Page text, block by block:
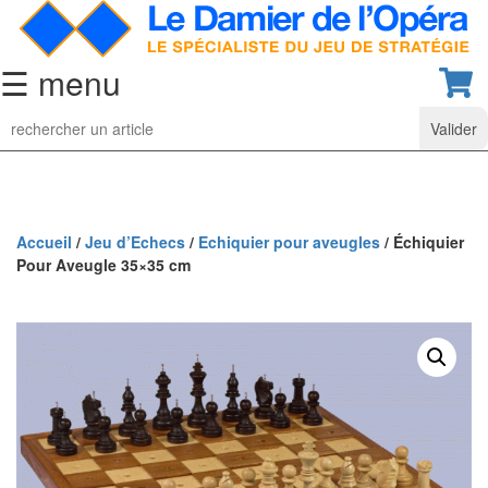
☰ menu
Jeu
d’Echecs
collection
classiques
Pièces
d’échecs
classiques
Coffrets
Accueil / Jeu d’Echecs / Echiquier pour aveugles / Échiquier
Pour Aveugle 35×35 cm